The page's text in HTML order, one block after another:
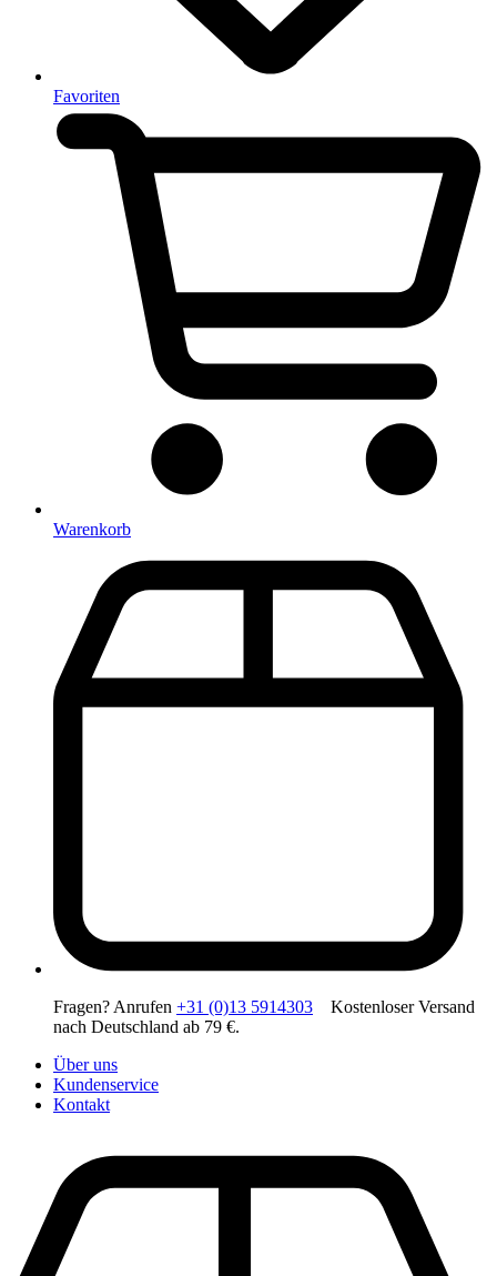
Favoriten
Warenkorb
Fragen? Anrufen +31 (0)13 5914303 Kostenloser Versand
nach Deutschland ab 79 €.
Über uns
Kundenservice
Kontakt